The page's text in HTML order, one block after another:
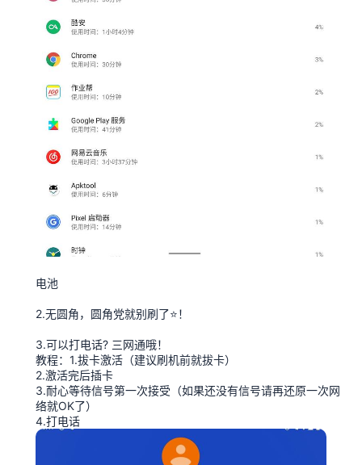
电池
2.无圆角，圆角党就别刷了⭐！
3.可以打电话? 三网通哦！
教程：1.拔卡激活（建议刷机前就拔卡）
2.激活完后插卡
3.耐心等待信号第一次接受（如果还没有信号请再还原一次网
络就OK了）
4.打电话